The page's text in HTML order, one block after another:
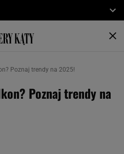
Poznaj trendy na 2025!
Poznaj trendy na